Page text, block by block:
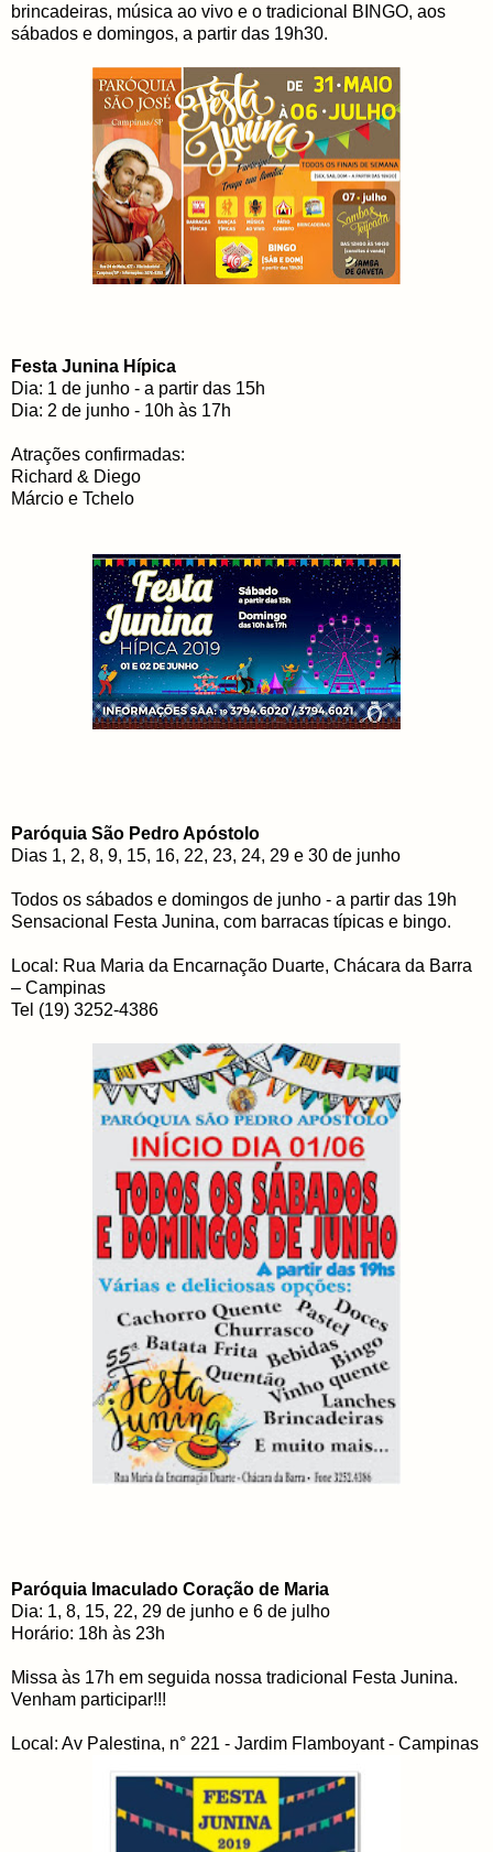
brincadeiras, música ao vivo e o tradicional BINGO, aos
sábados e domingos, a partir das 19h30.
Festa Junina Hípica
Dia: 1 de junho - a partir das 15h
Dia: 2 de junho - 10h às 17h
Atrações confirmadas:
Richard & Diego
Márcio e Tchelo
Paróquia São Pedro Apóstolo
Dias 1, 2, 8, 9, 15, 16, 22, 23, 24, 29 e 30 de junho
Todos os sábados e domingos de junho - a partir das 19h
Sensacional Festa Junina, com barracas típicas e bingo.
Local: Rua Maria da Encarnação Duarte, Chácara da Barra
– Campinas
Tel (19) 3252-4386
Paróquia Imaculado Coração de Maria
Dia: 1, 8, 15, 22, 29 de junho e 6 de julho
Horário: 18h às 23h
Missa às 17h em seguida nossa tradicional Festa Junina.
Venham participar!!!
Local: Av Palestina, n° 221 - Jardim Flamboyant - Campinas